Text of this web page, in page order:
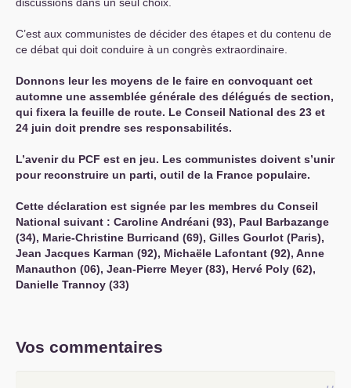
C’est aux communistes de décider des étapes et du contenu de
ce débat qui doit conduire à un congrès extraordinaire.
Donnons leur les moyens de le faire en convoquant cet
automne une assemblée générale des délégués de section,
qui fixera la feuille de route. Le Conseil National des 23 et
24 juin doit prendre ses responsabilités.
L’avenir du PCF est en jeu. Les communistes doivent s’unir
pour reconstruire un parti, outil de la France populaire.
Cette déclaration est signée par les membres du Conseil
National suivant : Caroline Andréani (93), Paul Barbazange
(34), Marie-Christine Burricand (69), Gilles Gourlot (Paris),
Jean Jacques Karman (92), Michaële Lafontant (92), Anne
Manauthon (06), Jean-Pierre Meyer (83), Hervé Poly (62),
Danielle Trannoy (33)
Vos commentaires